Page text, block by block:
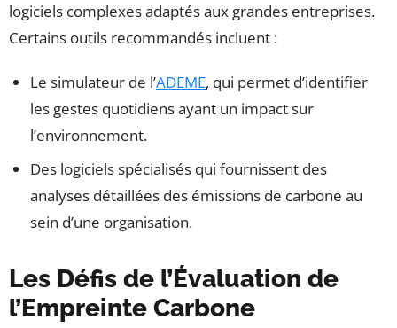
logiciels complexes adaptés aux grandes entreprises.
Certains outils recommandés incluent :
Le simulateur de l’ADEME, qui permet d’identifier
les gestes quotidiens ayant un impact sur
l’environnement.
Des logiciels spécialisés qui fournissent des
analyses détaillées des émissions de carbone au
sein d’une organisation.
Les Défis de l’Évaluation de
l’Empreinte Carbone